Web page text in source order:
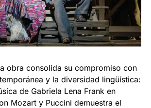
obra consolida su compromiso con
y la diversidad lingüística:
de Gabriela Lena Frank en
Mozart y Puccini demuestra el